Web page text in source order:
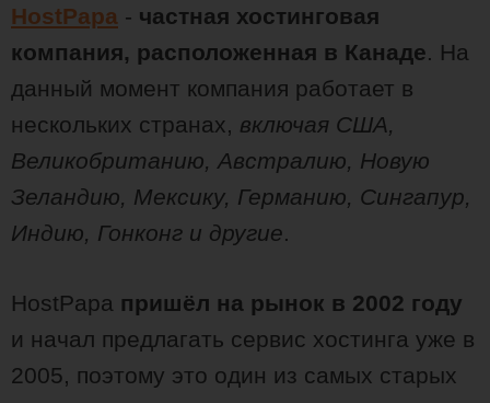
HostPapa - частная хостинговая
компания, расположенная в Канаде. На
данный момент компания работает в
нескольких странах, включая США,
Великобританию, Австралию, Новую
Зеландию, Мексику, Германию, Сингапур,
Индию, Гонконг и другие.
HostPapa пришёл на рынок в 2002 году
и начал предлагать сервис хостинга уже в
2005, поэтому это один из самых старых